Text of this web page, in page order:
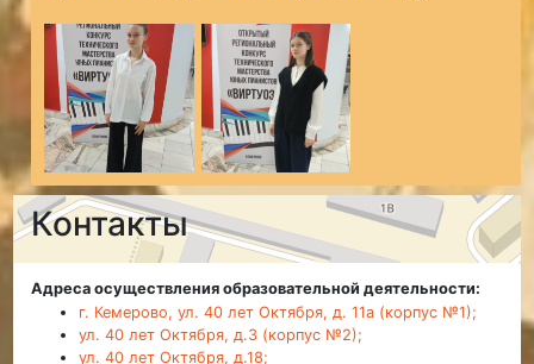
Контакты
Адреса осуществления образовательной деятельности:
г. Кемерово, ул. 40 лет Октября, д. 11а (корпус №1);
ул. 40 лет Октября, д.3 (корпус №2);
ул. 40 лет Октября, д.18;